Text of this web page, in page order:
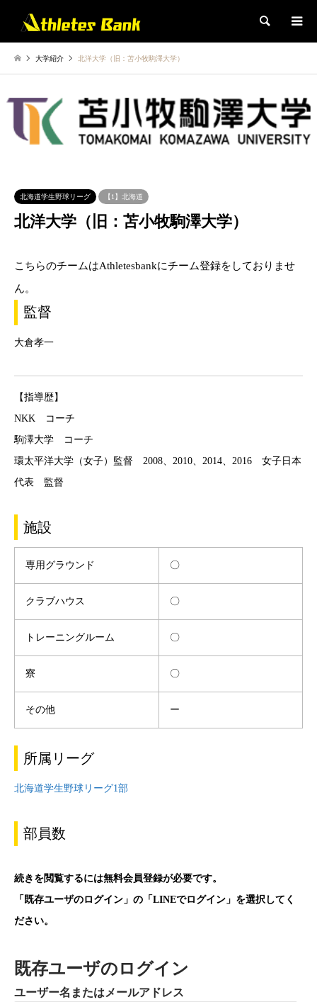
検索
大学紹介 北洋大学（旧：苫小牧駒澤大学）
北海道学生野球リーグ 【1】北海道
北洋大学（旧：苫小牧駒澤大学）
こちらのチームはAthletesbankにチーム登録をしておりませ
ん。
監督
大倉孝一
【指導歴】
NKK コーチ
駒澤大学 コーチ
環太平洋大学（女子）監督 2008、2010、2014、2016 女子日本
代表 監督
施設
専用グラウンド 〇
クラブハウス 〇
トレーニングルーム 〇
寮 〇
その他 ー
所属リーグ
北海道学生野球リーグ1部
部員数
続きを閲覧するには無料会員登録が必要です。
「既存ユーザのログイン」の「LINEでログイン」を選択してく
ださい。
既存ユーザのログイン
ユーザー名またはメールアドレス